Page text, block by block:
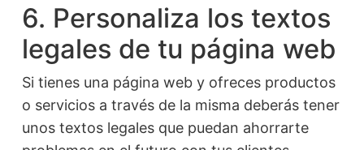
6. Personaliza los textos
legales de tu página web
Si tienes una página web y ofreces productos
o servicios a través de la misma deberás tener
unos textos legales que puedan ahorrarte